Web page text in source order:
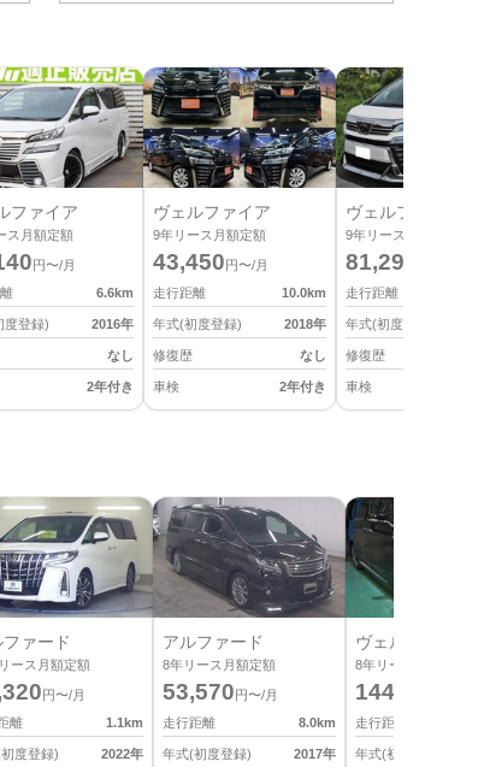
ファイア
ス月額定額
円〜/月
6.6km
度登録) 2016年
なし
2年付き
ヴェルファイア
9年リース月額定額
43,450 円〜/月
走行距離
10.0km
年式(初度登録) 2018年
修復歴 なし
車検 2年付き
ヴェルファイア
9年リース月額定額
81,290
走行距離
年式(初度登録)
修復歴
車検
ファード
ース月額定額
円〜/月
離
1.1km
度登録) 2022年
アルファード
8年リース月額定額
53,570 円〜/月
走行距離
8.0km
年式(初度登録) 2017年
ヴェルファイア
8年リース月額定額
144,430
走行距離
年式(初度登録)